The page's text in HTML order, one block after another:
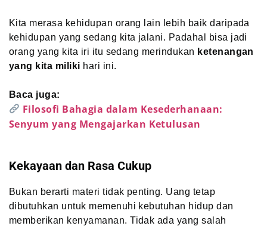
Kita merasa kehidupan orang lain lebih baik daripada
kehidupan yang sedang kita jalani. Padahal bisa jadi
orang yang kita iri itu sedang merindukan ketenangan
yang kita miliki hari ini.
Baca juga:
Filosofi Bahagia dalam Kesederhanaan:
Senyum yang Mengajarkan Ketulusan
Kekayaan dan Rasa Cukup
Bukan berarti materi tidak penting. Uang tetap
dibutuhkan untuk memenuhi kebutuhan hidup dan
memberikan kenyamanan. Tidak ada yang salah